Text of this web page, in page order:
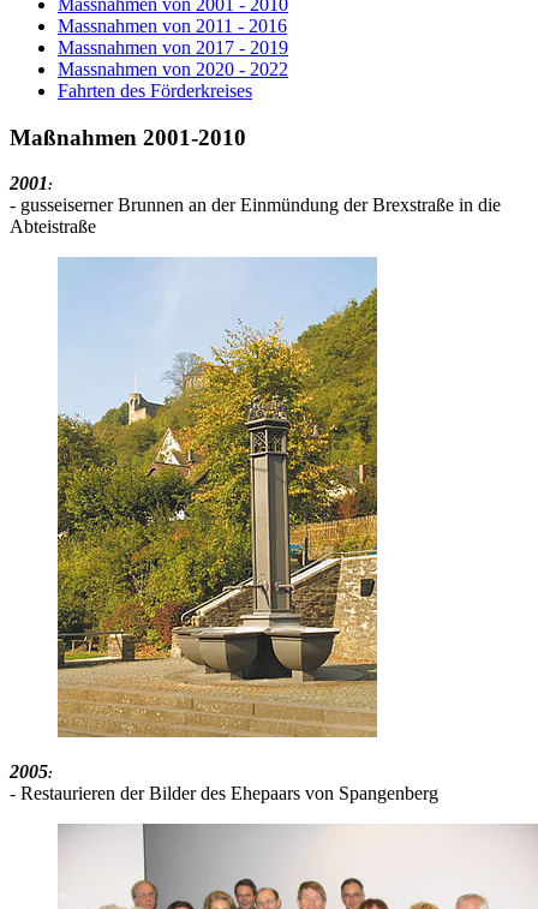
Massnahmen von 2001 - 2010
Massnahmen von 2011 - 2016
Massnahmen von 2017 - 2019
Massnahmen von 2020 - 2022
Fahrten des Förderkreises
Maßnahmen 2001-2010
2001:
- gusseiserner Brunnen an der Einmündung der Brexstraße in die
Abteistraße
2005:
- Restaurieren der Bilder des Ehepaars von Spangenberg